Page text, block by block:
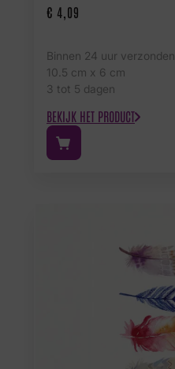
€ 4,09
Binnen 24 uur verzonden
10.5 cm x 6 cm
3 tot 5 dagen
BEKIJK HET PRODUCT